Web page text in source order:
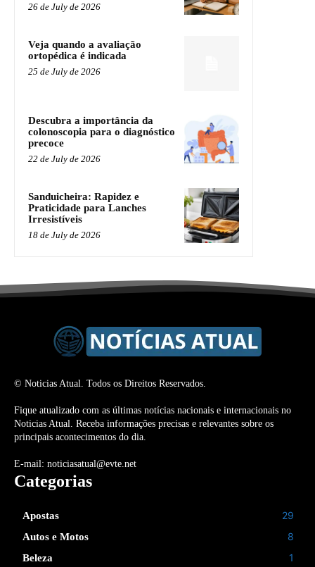
26 de July de 2026
Veja quando a avaliação
ortopédica é indicada
25 de July de 2026
Descubra a importância da
colonoscopia para o diagnóstico
precoce
22 de July de 2026
Sanduicheira: Rapidez e
Praticidade para Lanches
Irresistíveis
18 de July de 2026
© Noticias Atual. Todos os Direitos Reservados.
Fique atualizado com as últimas notícias nacionais e internacionais no
Noticias Atual. Receba informações precisas e relevantes sobre os
principais acontecimentos do dia.
E-mail: noticiasatual@evte.net
Categorias
Apostas 29
Autos e Motos 8
Beleza 1